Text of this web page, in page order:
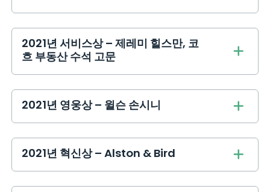
2021년 서비스상 – 제레미 힐스만, 코
흐 부동산 수석 고문
2021년 영웅상 – 윌슨 손시니
2021년 혁신상 – Alston & Bird